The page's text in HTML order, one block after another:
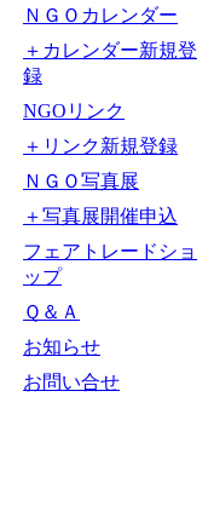
ＮＧＯカレンダー
＋カレンダー新規登
録
NGOリンク
＋リンク新規登録
ＮＧＯ写真展
＋写真展開催申込
フェアトレードショ
ップ
Ｑ＆Ａ
お知らせ
お問い合せ